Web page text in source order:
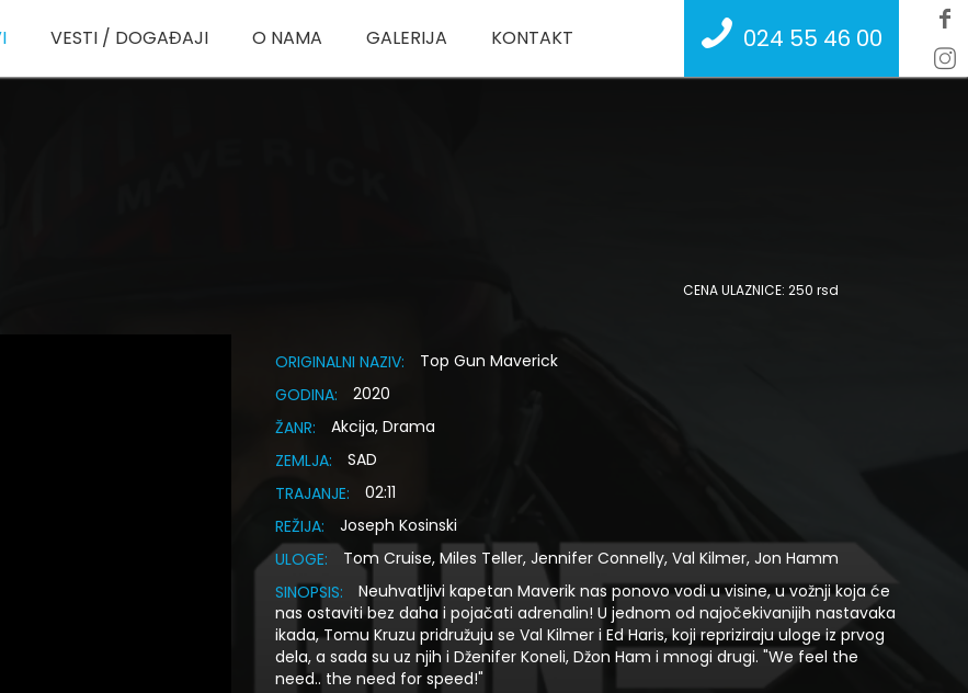
VESTI / DOGAĐAJI O NAMA GALERIJA KONTAKT 024 55 46 00
CENA ULAZNICE: 250 rsd
ORIGINALNI NAZIV:
Top Gun Maverick
GODINA:
2020
ŽANR:
Akcija, Drama
ZEMLJA:
SAD
TRAJANJE:
02:11
REŽIJA:
Joseph Kosinski
ULOGE:
Tom Cruise, Miles Teller, Jennifer Connelly, Val Kilmer, Jon Hamm
SINOPSIS:
Neuhvatljivi kapetan Maverik nas ponovo vodi u visine, u vožnji koja će
nas ostaviti bez daha i pojačati adrenalin! U jednom od najočekivanijih nastavaka
ikada, Tomu Kruzu pridružuju se Val Kilmer i Ed Haris, koji repriziraju uloge iz prvog
dela, a sada su uz njih i Dženifer Koneli, Džon Ham i mnogi drugi. "We feel the
need.. the need for speed!"